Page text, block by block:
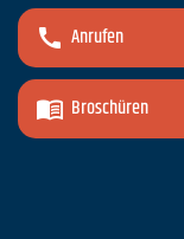
Anrufen
Broschüren